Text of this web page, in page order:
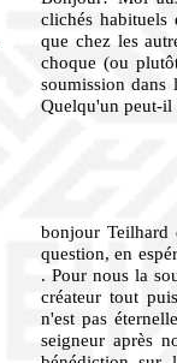
clichés habituels
que chez les
choque (ou
soumission dans
Quelqu'un peut-
bonjour Teilhard
question, en
. Pour nous la
créateur tout
n'est pas
seigneur après